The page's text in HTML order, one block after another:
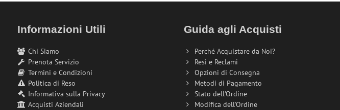
Informazioni Utili
Chi Siamo
Prenota Servizio
Termini e Condizioni
Politica di Reso
Informativa sulla Privacy
Acquisti Aziendali
Guida agli Acquisti
Perché Acquistare da Noi?
Resi e Reclami
Opzioni di Consegna
Metodi di Pagamento
Stato dell'Ordine
Modifica dell'Ordine